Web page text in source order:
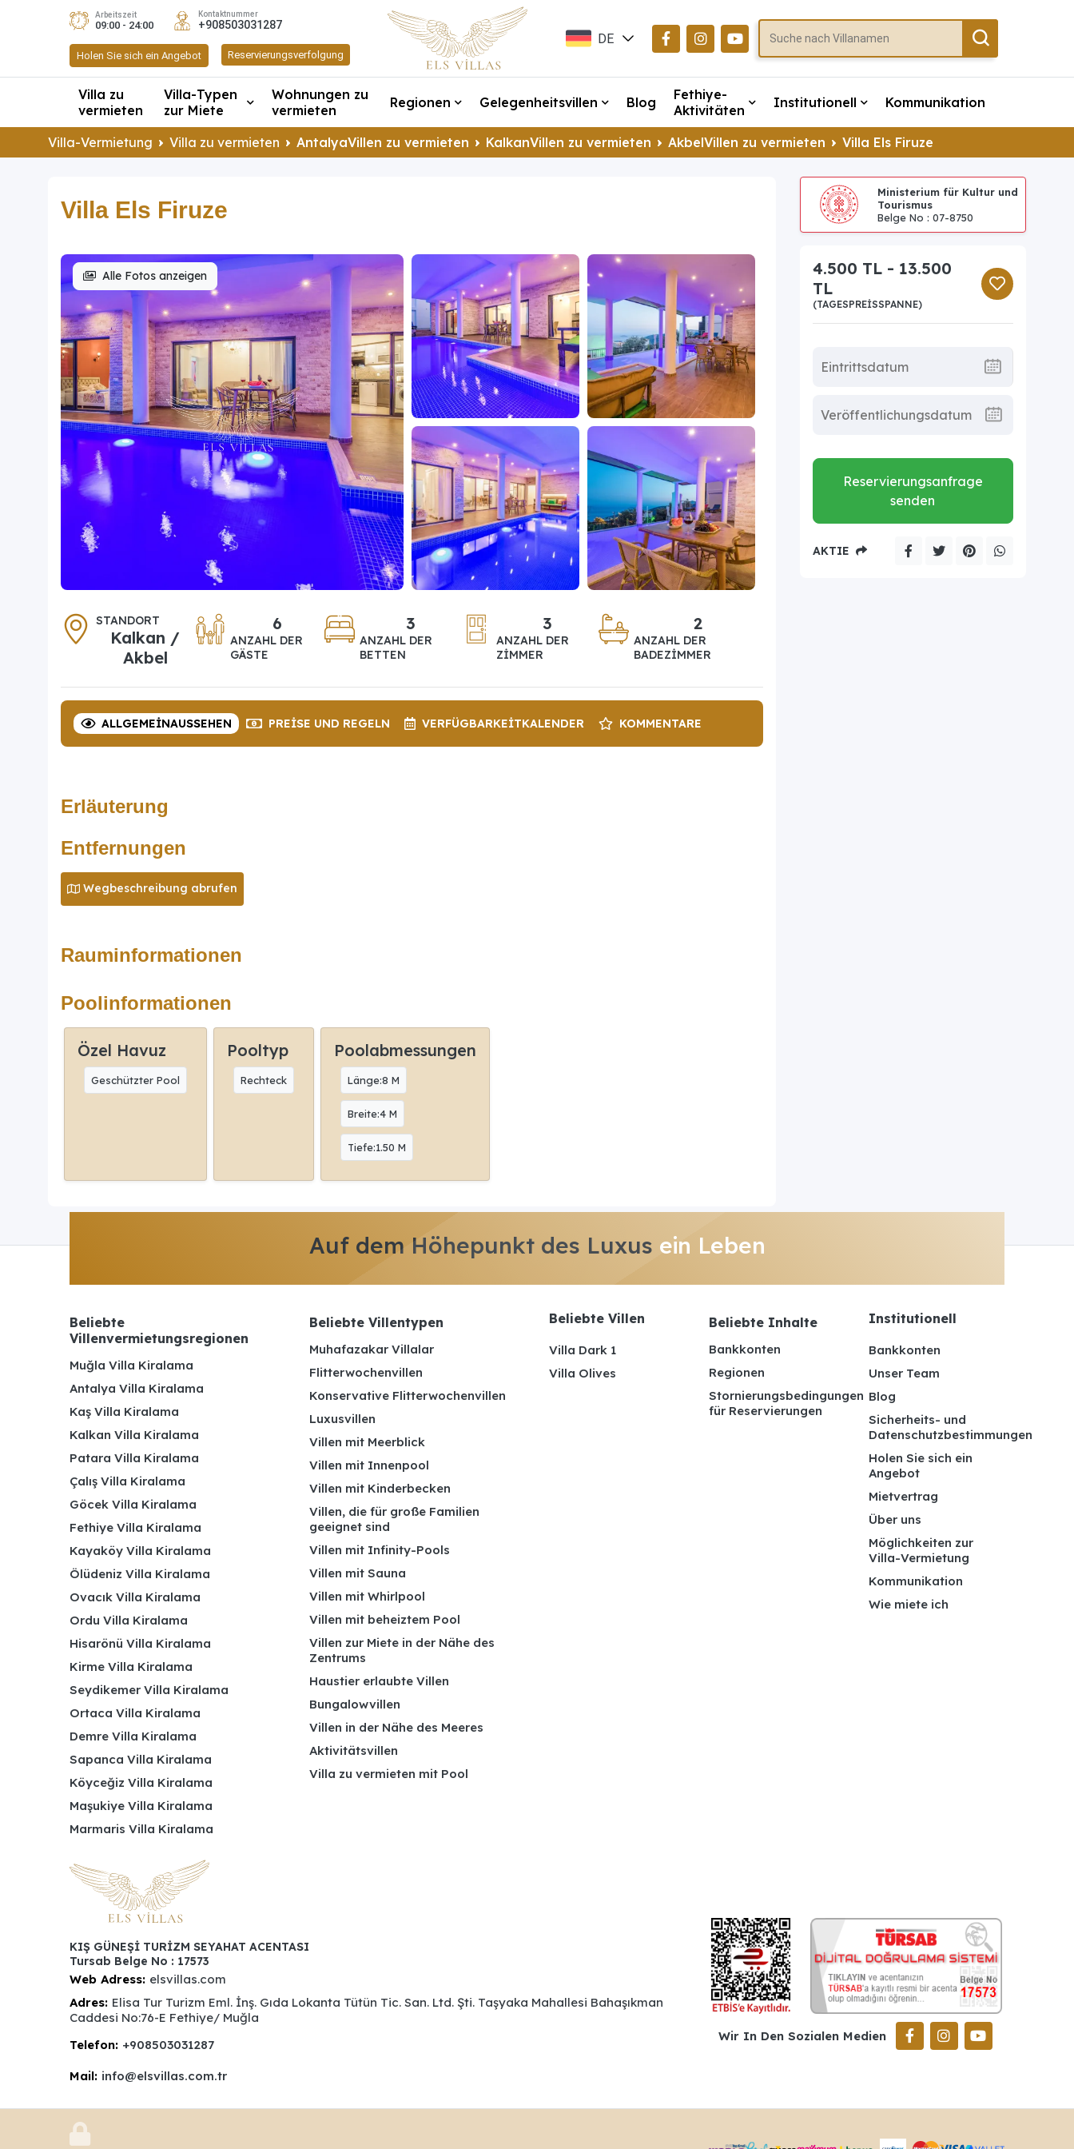
Arbeitszeit
09:00 - 24:00
Kontaktnummer
+908503031287
Holen Sie sich ein Angebot Reservierungsverfolgung
DE
TR
Villa zu
vermieten
Villa-Typen
zur Miete
Wohnungen zu
vermieten
Regionen Gelegenheitsvillen Blog
Fethiye-
Aktivitäten
Institutionell Kommunikation
Villa-Vermietung Villa zu vermieten AntalyaVillen zu vermieten KalkanVillen zu vermieten AkbelVillen zu vermieten Villa Els Firuze
Villa Els Firuze
Alle Fotos anzeigen
STANDORT
Kalkan /
Akbel
6
ANZAHL DER
GÄSTE
3
ANZAHL DER
BETTEN
3
ANZAHL DER
ZIMMER
2
ANZAHL DER
BADEZIMMER
ALLGEMEINAUSSEHEN PREISE UND REGELN VERFÜGBARKEITKALENDER KOMMENTARE
Erläuterung
Entfernungen
Wegbeschreibung abrufen
Rauminformationen
Poolinformationen
Özel Havuz
Geschützter Pool
Pooltyp
Rechteck
Poolabmessungen
Länge:8 M
Breite:4 M
Tiefe:1.50 M
Ministerium für Kultur und
Tourismus
Belge No : 07-8750
4.500 TL - 13.500
TL
(TAGESPREISSPANNE)
Reservierungsanfrage
senden
AKTIE
Auf dem Höhepunkt des Luxus ein Leben
Beliebte
Villenvermietungsregionen
Muğla Villa Kiralama
Antalya Villa Kiralama
Kaş Villa Kiralama
Kalkan Villa Kiralama
Patara Villa Kiralama
Çalış Villa Kiralama
Göcek Villa Kiralama
Fethiye Villa Kiralama
Kayaköy Villa Kiralama
Ölüdeniz Villa Kiralama
Ovacık Villa Kiralama
Ordu Villa Kiralama
Hisarönü Villa Kiralama
Kirme Villa Kiralama
Seydikemer Villa Kiralama
Ortaca Villa Kiralama
Demre Villa Kiralama
Sapanca Villa Kiralama
Köyceğiz Villa Kiralama
Maşukiye Villa Kiralama
Marmaris Villa Kiralama
Beliebte Villentypen
Muhafazakar Villalar
Flitterwochenvillen
Konservative Flitterwochenvillen
Luxusvillen
Villen mit Meerblick
Villen mit Innenpool
Villen mit Kinderbecken
Villen, die für große Familien
geeignet sind
Villen mit Infinity-Pools
Villen mit Sauna
Villen mit Whirlpool
Villen mit beheiztem Pool
Villen zur Miete in der Nähe des
Zentrums
Haustier erlaubte Villen
Bungalowvillen
Villen in der Nähe des Meeres
Aktivitätsvillen
Villa zu vermieten mit Pool
Beliebte Villen
Villa Dark 1
Villa Olives
Beliebte Inhalte
Bankkonten
Regionen
Stornierungsbedingungen
für Reservierungen
Institutionell
Bankkonten
Unser Team
Blog
Sicherheits- und
Datenschutzbestimmungen
Holen Sie sich ein
Angebot
Mietvertrag
Über uns
Möglichkeiten zur
Villa-Vermietung
Kommunikation
Wie miete ich
KIŞ GÜNEŞİ TURİZM SEYAHAT ACENTASI
Tursab Belge No : 17573
Web Adress: elsvillas.com
Adres: Elisa Tur Turizm Eml. İnş. Gıda Lokanta Tütün Tic. San. Ltd. Şti. Taşyaka Mahallesi Bahaşıkman
Caddesi No:76-E Fethiye/ Muğla
Telefon: +908503031287
Mail: info@elsvillas.com.tr
Wir In Den Sozialen Medien